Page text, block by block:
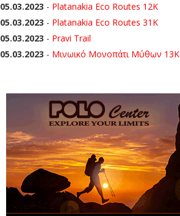
05.03.2023 - Platanakia Eco Routes 12K
05.03.2023 - Platanakia Eco Routes 31K
05.03.2023 - Pravi Trail
05.03.2023 - Μινωικό Μονοπάτι Μύθων 13Κ